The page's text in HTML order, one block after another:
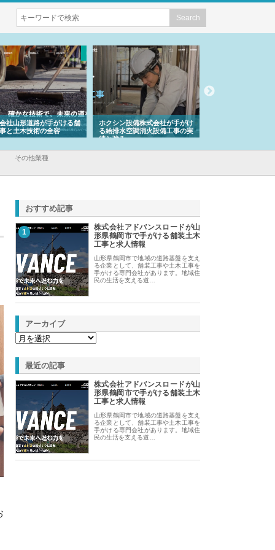
社山形道路が手がける舗
と土木技術の全容
ホクシン設備株式会社が手がけ
る給排水空調消火設備工事の実
績と強み
その他業種
おすすめ記事
1
株式会社アドバンスロードが山
形県鶴岡市で手がける舗装土木
工事と求人情報
山形県鶴岡市で地域の道路基盤を支え
る企業として、舗装工事や土木工事を
手がける専門会社があります。地域住
民の生活を支える道…
アーカイブ
最近の記事
株式会社アドバンスロードが山
形県鶴岡市で手がける舗装土木
工事と求人情報
山形県鶴岡市で地域の道路基盤を支え
る企業として、舗装工事や土木工事を
手がける専門会社があります。地域住
民の生活を支える道…